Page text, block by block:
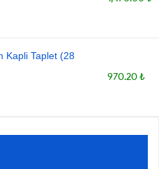
Kapli Taplet (28
970.20 ₺